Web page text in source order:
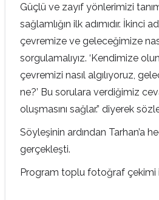
Güçlü ve zayıf yönlerimizi
sağlamlığın ilk adımıdır. İkinci
çevremize ve geleceğimize
sorgulamalıyız. ‘Kendimize
çevremizi nasıl algılıyoruz,
ne?’ Bu sorulara verdiğimiz
oluşmasını sağlar.” diyerek
Söyleşinin ardından Tarhan’a
gerçekleşti.
Program toplu fotoğraf çekimi